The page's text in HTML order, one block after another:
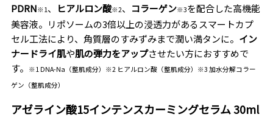
PDRN※1、 ヒアルロン酸※2、 コラーゲン※3を配合した高機能
美容液。リポソームの3倍以上の浸透力があるスマートカプ
セル工法により、角質層のすみずみまで潤い満タンに。 イン
ナードライ肌や肌の弾力をアップさせたい方におすすめで
す。
※1 DNA-Na（整肌成分）※2 ヒアルロン酸（整肌成分）※3 加水分解コラー
ゲン（整肌成分）
アゼライン酸15インテンスカーミングセラム 30ml